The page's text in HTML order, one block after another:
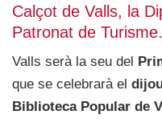
Calçot de Valls, la
Patronat de Turisme.
Valls serà la seu del
que se celebrarà el
Biblioteca Popular de